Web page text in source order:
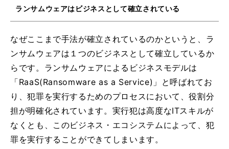
ランサムウェアはビジネスとして確立されている
なぜここまで手法が確立されているのかというと、ラ
ンサムウェアは１つのビジネスとして確立しているか
らです。ランサムウェアによるビジネスモデルは
「RaaS(Ransomware as a Service)」と呼ばれてお
り、犯罪を実行するためのプロセスにおいて、役割分
担が明確化されています。実行犯は高度なITスキルが
なくとも、このビジネス・エコシステムによって、犯
罪を実行することができてしまいます。